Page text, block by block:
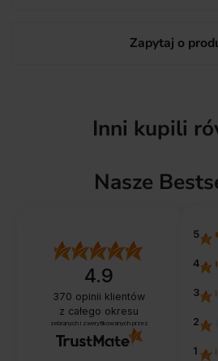
Zapytaj o
Inni kupili
Nasze
4.9
370 opinii klientów
z całego okresu
zebranych i zweryfikowanych przez
5
4
3
2
1